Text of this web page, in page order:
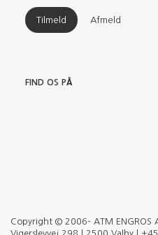
Tilmeld Afmeld
FIND OS PÅ
Copyright © 2006– ATM ENGROS